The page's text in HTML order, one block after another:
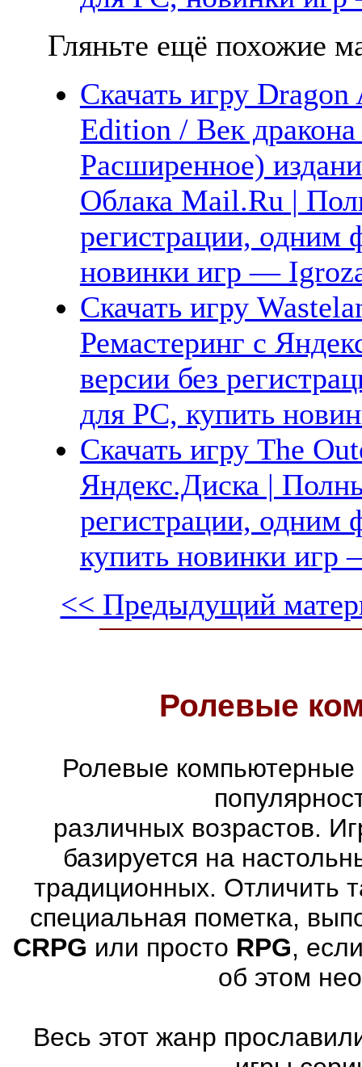
Гляньте ещё похожие
Скачать игру
Edition / Век
Расширенное)
Облака Mail.Ru |
регистрации, одним
новинки игр —
Скачать игру
Ремастеринг с
версии без
для PC, купить
Скачать игру The
Яндекс.Диска |
регистрации, одним
купить новинки
<< Предыдущий
Ролевые
Ролевые компьютерные
различных возрастов.
базируется на
традиционных. Отличить
специальная пометка,
CRPG или просто RPG,
об этом
Весь этот жанр